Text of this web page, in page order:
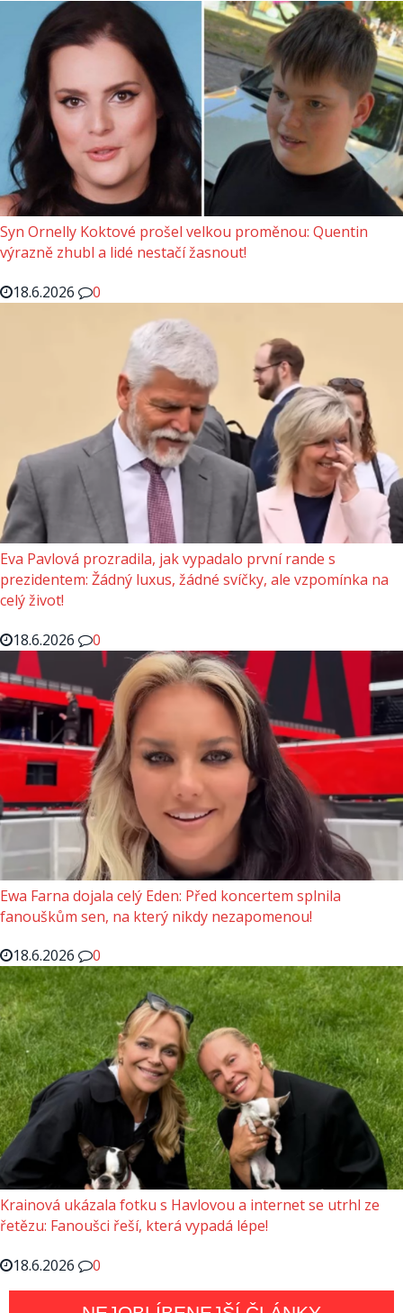
Syn Ornelly Koktové prošel velkou proměnou: Quentin
výrazně zhubl a lidé nestačí žasnout!
18.6.2026
0
Eva Pavlová prozradila, jak vypadalo první rande s
prezidentem: Žádný luxus, žádné svíčky, ale vzpomínka na
celý život!
18.6.2026
0
Ewa Farna dojala celý Eden: Před koncertem splnila
fanouškům sen, na který nikdy nezapomenou!
18.6.2026
0
Krainová ukázala fotku s Havlovou a internet se utrhl ze
řetězu: Fanoušci řeší, která vypadá lépe!
18.6.2026
0